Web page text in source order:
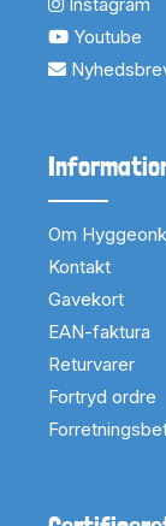
Youtube
Om
Kontakt
Gavekort
EAN-faktura
Returvarer
Fortryd ordre